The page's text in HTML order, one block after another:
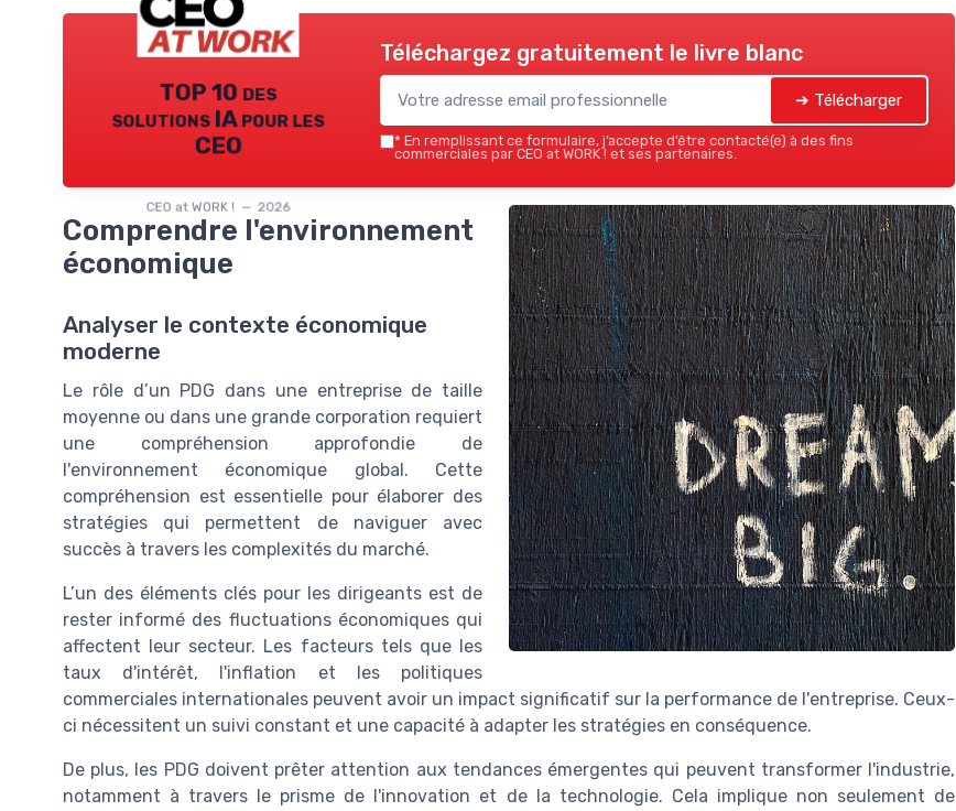
TOP 10 des
solutions IA pour les
CEO
CEO at WORK ! — 2026
Téléchargez gratuitement le livre blanc
➔ Télécharger
* En remplissant ce formulaire, j’accepte d’être contacté(e) à des fins
commerciales par CEO at WORK ! et ses partenaires.
Comprendre l'environnement
économique
Analyser le contexte économique
moderne
Le rôle d’un PDG dans une entreprise de taille
moyenne ou dans une grande corporation requiert
une compréhension approfondie de
l'environnement économique global. Cette
compréhension est essentielle pour élaborer des
stratégies qui permettent de naviguer avec
succès à travers les complexités du marché.
L’un des éléments clés pour les dirigeants est de
rester informé des fluctuations économiques qui
affectent leur secteur. Les facteurs tels que les
taux d'intérêt, l'inflation et les politiques
commerciales internationales peuvent avoir un impact significatif sur la performance de l'entreprise. Ceux-
ci nécessitent un suivi constant et une capacité à adapter les stratégies en conséquence.
De plus, les PDG doivent prêter attention aux tendances émergentes qui peuvent transformer l'industrie,
notamment à travers le prisme de l'innovation et de la technologie. Cela implique non seulement de